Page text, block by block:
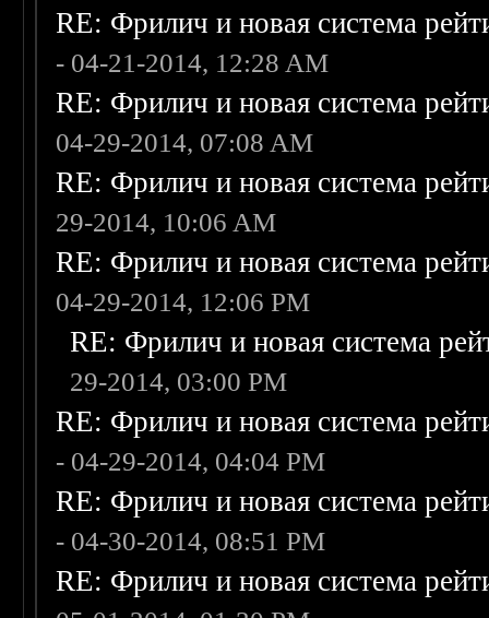
RE: Фрилич и новая система
- 04-21-2014, 12:28 AM
RE: Фрилич и новая система
04-29-2014, 07:08 AM
RE: Фрилич и новая система
29-2014, 10:06 AM
RE: Фрилич и новая система
04-29-2014, 12:06 PM
RE: Фрилич и новая система
29-2014, 03:00 PM
RE: Фрилич и новая система
- 04-29-2014, 04:04 PM
RE: Фрилич и новая система
- 04-30-2014, 08:51 PM
RE: Фрилич и новая система